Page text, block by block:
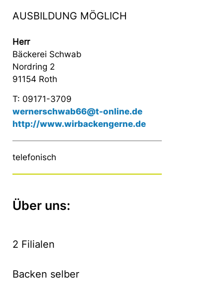
AUSBILDUNG MÖGLICH
Herr
Bäckerei Schwab
Nordring 2
91154 Roth
T: 09171-3709
wernerschwab66@t-online.de
http://www.wirbackengerne.de
telefonisch
Über uns:
2 Filialen
Backen selber